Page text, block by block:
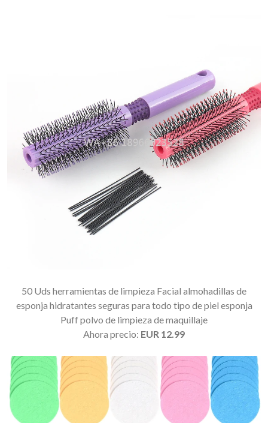
50 Uds herramientas de limpieza Facial almohadillas de
esponja hidratantes seguras para todo tipo de piel esponja
Puff polvo de limpieza de maquillaje
Ahora precio: EUR 12.99